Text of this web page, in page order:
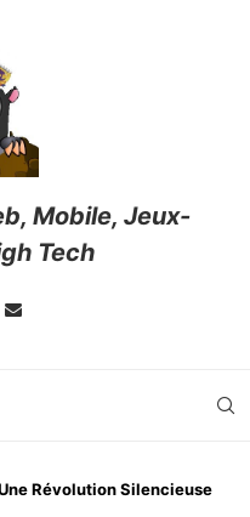
Mobile, Jeux-
Tech
Révolution Silencieuse